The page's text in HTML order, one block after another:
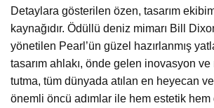
Detaylara gösterilen özen, tasarım
kaynağıdır. Ödüllü deniz mimarı Bill
yönetilen Pearl’ün güzel hazırlanmış
tasarım ahlakı, önde gelen inovasyon
tutma, tüm dünyada atılan en heyecan
önemli öncü adımlar ile hem estetik